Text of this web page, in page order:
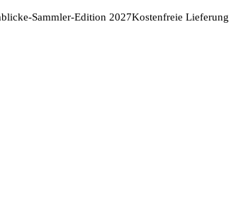
Sammler-Edition 2027Kostenfreie